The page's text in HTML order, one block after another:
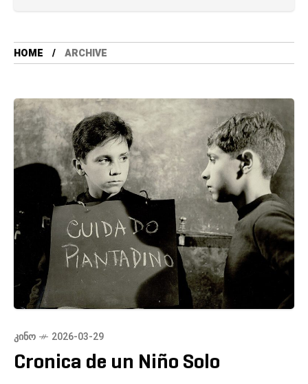
HOME ARCHIVE
ᲙᲘᲜᲝ 2026-03-29
Cronica de un Niño Solo